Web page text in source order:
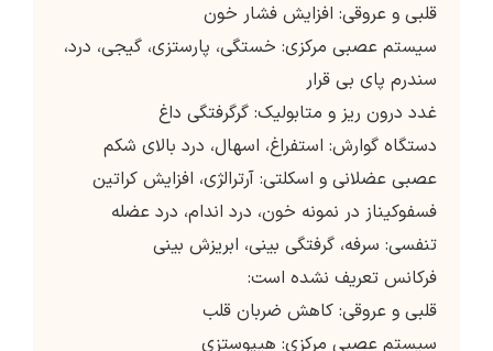
قلبی و عروقی: افزایش فشار خون
سیستم عصبی مرکزی: خستگی، پارستزی، گیجی، درد،
سندرم پای بی قرار
غدد درون ریز و متابولیک: گرگرفتگی داغ
دستگاه گوارش: استفراغ، اسهال، درد بالای شکم
عصبی عضلانی و اسکلتی: آرترالژی، افزایش کراتین
فسفوکیناز در نمونه خون، درد اندام، درد عضله
تنفسی: سرفه، گرفتگی بینی، ابریزش بینی
فرکانس تعریف نشده است:
قلبی و عروقی: کاهش ضربان قلب
سیستم عصبی مرکزی: هیپوستزی